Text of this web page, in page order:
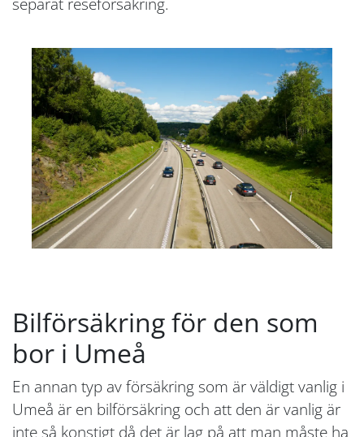
Bilförsäkring för den som
bor i Umeå
En annan typ av försäkring som är väldigt vanlig i
Umeå är en bilförsäkring och att den är vanlig är
inte så konstigt då det är lag på att man måste ha